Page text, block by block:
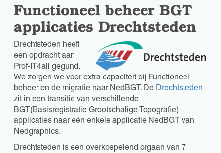
Functioneel beheer BGT
applicaties Drechtsteden
Drechtsteden heeft
een opdracht aan
Prof-IT4all gegund.
We zorgen we voor extra capaciteit bij Functioneel
beheer en de migratie naar NedBGT. De Drechtsteden
zit in een transitie van verschillende
BGT(Basisregistratie Grootschalige Topografie)
applicaties naar één enkele applicatie NedBGT van
Nedgraphics.
Drechtsteden is een overkoepelend orgaan van 7